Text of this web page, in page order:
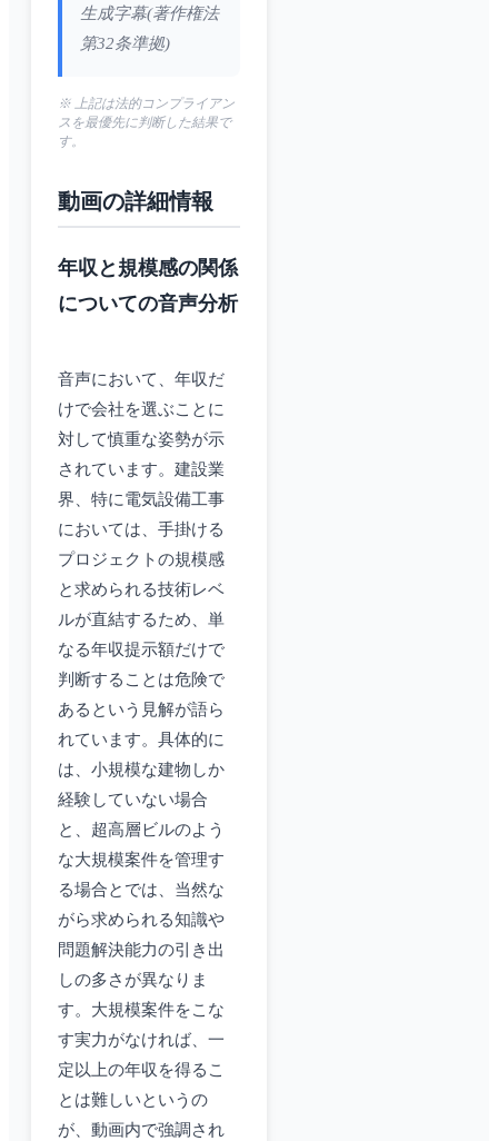
生成字幕(著作権法
第32条準拠)
※ 上記は法的コンプライアン
スを最優先に判断した結果で
す。
動画の詳細情報
年収と規模感の関係
についての音声分析
音声において、年収だ
けで会社を選ぶことに
対して慎重な姿勢が示
されています。建設業
界、特に電気設備工事
においては、手掛ける
プロジェクトの規模感
と求められる技術レベ
ルが直結するため、単
なる年収提示額だけで
判断することは危険で
あるという見解が語ら
れています。具体的に
は、小規模な建物しか
経験していない場合
と、超高層ビルのよう
な大規模案件を管理す
る場合とでは、当然な
がら求められる知識や
問題解決能力の引き出
しの多さが異なりま
す。大規模案件をこな
す実力がなければ、一
定以上の年収を得るこ
とは難しいというの
が、動画内で強調され